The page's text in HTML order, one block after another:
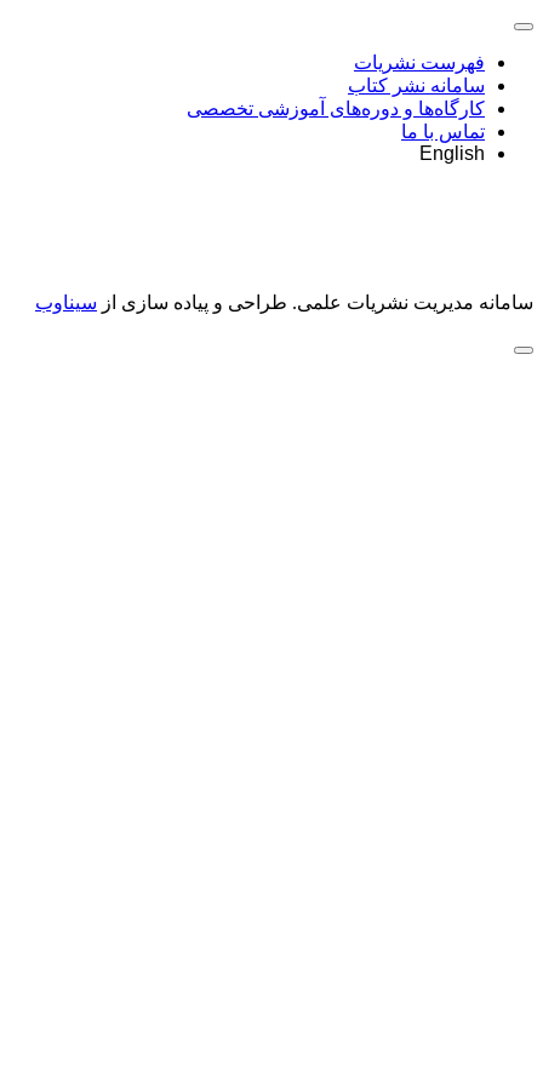
فهرست نشریات
سامانه نشر کتاب
کارگاه‌ها و دوره‌های آموزشی تخصصی
تماس با ما
English
سامانه مدیریت نشریات علمی. طراحی و پیاده سازی از سیناوب